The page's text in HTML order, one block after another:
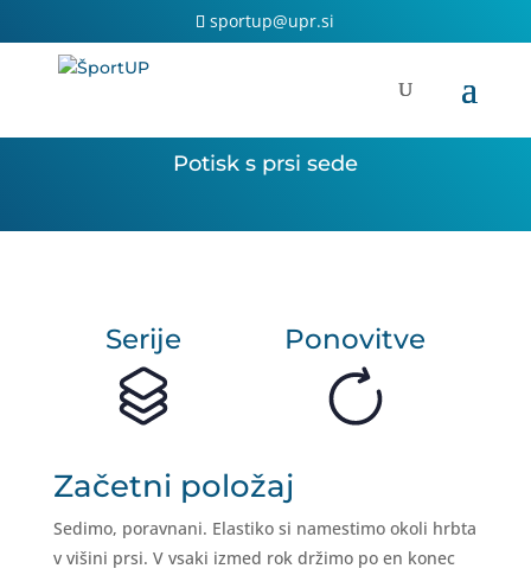
content
sportup@upr.si
Potisk s prsi sede
Serije Ponovitve
Začetni položaj
Sedimo, poravnani. Elastiko si namestimo okoli hrbta
v višini prsi. V vsaki izmed rok držimo po en konec